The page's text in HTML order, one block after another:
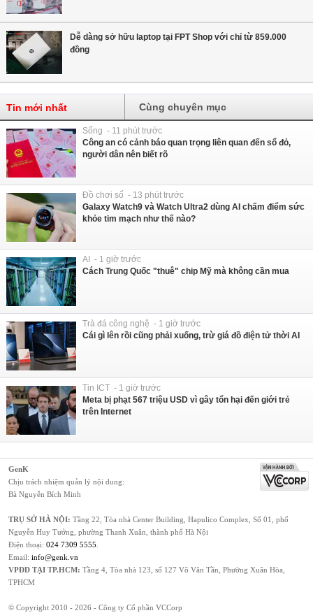
Dễ dàng sở hữu laptop tại FPT Shop với chỉ từ 859.000
đồng
Tin mới nhất Cùng chuyên mục
Sống - 11 phút trước
Công an có cảnh báo quan trọng liên quan đến sổ đỏ,
người dân nên biết rõ
Đồ chơi số - 13 phút trước
Galaxy Watch9 và Watch Ultra2 dùng AI chấm điểm sức
khỏe tim mạch như thế nào?
AI - 1 giờ trước
Cách Trung Quốc "thuê" chip Mỹ mà không cần mua
Trà đá công nghệ - 1 giờ trước
Cái gì lên rồi cũng phải xuống, trừ giá đồ điện tử thời AI
Tin ICT - 1 giờ trước
Meta bị phạt 567 triệu USD vì gây tổn hại đến giới trẻ
trên Internet
GenK
Chịu trách nhiệm quản lý nội dung:
Bà Nguyễn Bích Minh
TRỤ SỞ HÀ NỘI: Tầng 22, Tòa nhà Center Building, Hapulico Complex, Số 01, phố
Nguyễn Huy Tưởng, phường Thanh Xuân, thành phố Hà Nội
Điện thoại: 024 7309 5555
Email: info@genk.vn
VPĐD TẠI TP.HCM: Tầng 4, Tòa nhà 123, số 127 Võ Văn Tần, Phường Xuân Hòa,
TPHCM
© Copyright 2010 - 2026 - Công ty Cổ phần VCCorp